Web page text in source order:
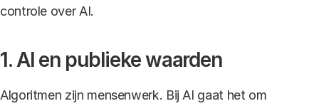
controle over AI.
1. AI en publieke waarden
Algoritmen zijn mensenwerk. Bij AI gaat het om